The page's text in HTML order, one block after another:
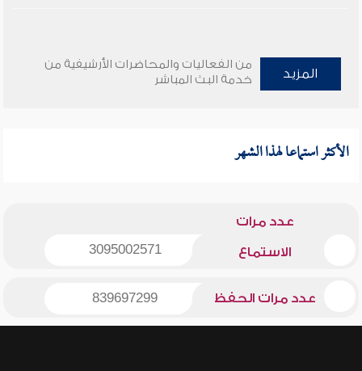
المزيد
من الفعاليات والمحاضرات الأرشيفية من
خدمة البث المباشر
الأكثر استماعا لهذا الشهر
عدد مرات
الاستماع 3095002571
عدد مرات الحفظ 839697299